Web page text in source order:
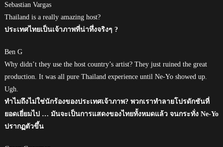
Sebastian Vargas
Thailand is a really amazing host?
ประเทศไทยเป็นเจ้าภาพที่น่าทึ่งจริงๆ ?
Ben G
Why didn’t they use the host country’s artist? They just ruined the great
production. It was all pure Thailand experience until Ne-Yo showed up.
Ugh.
ทำไมถึงไม่ใช่นักร้องของประเทศเจ้าภาพ? พวกเราทำลายโปรดักชันที่
ยอดเยี่ยมไป … มันจะเป็นการแสดงของไทยทั้งหมดแล้ว จนกระทั่ง Ne-Yo
ปรากฏตัวขึ้น